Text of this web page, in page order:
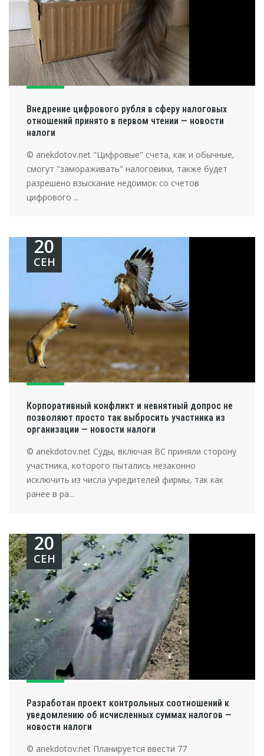
Внедрение цифрового рубля в сферу налоговых
отношений принято в первом чтении — новости
налоги
© anekdotov.net "Цифровые" счета, как и обычные,
смогут "замораживать" налоговики, также будет
разрешено взыскание недоимок со счетов
цифрового ...
Корпоративный конфликт и невнятный допрос не
позволяют просто так выбросить участника из
организации — новости налоги
20
СЕН
© anekdotov.net Суды, включая ВС приняли сторону
участника, которого пытались незаконно
исключить из числа учредителей фирмы, так как
ранее в ра...
Разработан проект контрольных соотношений к
уведомлению об исчисленных суммах налогов —
новости налоги
20
СЕН
© anekdotov.net Планируется ввести 77